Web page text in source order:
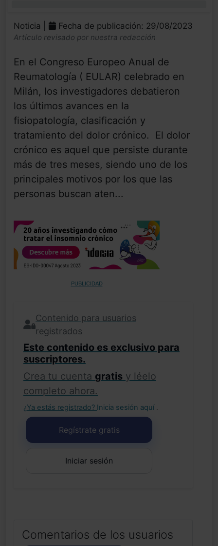
Noticia | Fecha de publicación: 29/08/2023
Artículo revisado por nuestra redacción
En el Congreso Europeo Anual de
Reumatología ( EULAR) celebrado en
Milán, los investigadores debatieron
los últimos avances en la
fisiopatología, clasificación y
tratamiento del dolor crónico. El dolor
crónico es aquel que persiste durante
más de tres meses, siendo uno de los
principales motivos por los que las
personas buscan aten...
PUBLICIDAD
Contenido para usuarios
registrados
Este contenido es exclusivo para
suscriptores.
Crea tu cuenta gratis y léelo
completo ahora.
¿Ya estás registrado? Inicia sesión aquí .
Regístrate gratis
Iniciar sesión
Comentarios de los usuarios